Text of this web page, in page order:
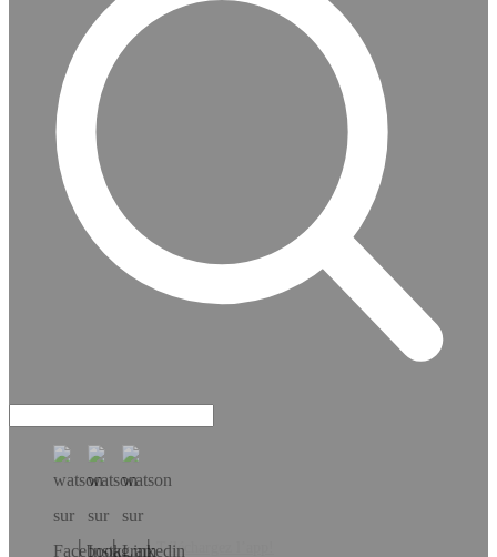
Téléchargez l’app!